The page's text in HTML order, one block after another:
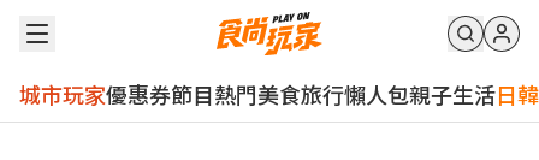
城市玩家優惠券節目熱門美食旅行懶人包親子生活日韓